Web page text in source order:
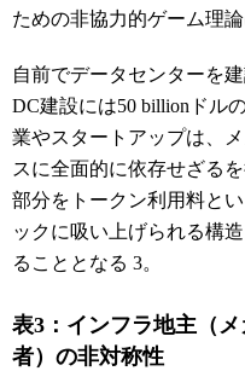
ための非協力的ゲーム理
自前でデータセンターを
DC建設には50 billionドル
業やスタートアップは、
スに全面的に依存せざる
部分をトークン利用料と
ックに吸い上げられる構
ることとなる 3。
表3：インフラ地主（
者）の非対称性